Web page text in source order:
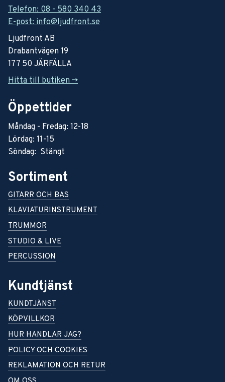
Telefon: 08 - 580 340 43
E-post: info@ljudfront.se
Ljudfront AB
Drabantvägen 19
177 50 JÄRFÄLLA
Hitta till butiken ->
Öppettider
Måndag - Fredag: 12-18
Lördag: 11-15
Söndag: Stängt
Sortiment
GITARR OCH BAS
KLAVIATURINSTRUMENT
TRUMMOR
STUDIO & LIVE
PERCUSSION
Kundtjänst
KUNDTJÄNST
KÖPVILLKOR
HUR HANDLAR JAG?
POLICY OCH COOKIES
REKLAMATION OCH RETUR